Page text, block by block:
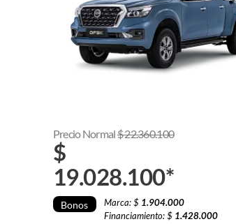
Precio Normal$22.360.100
$
19.028.100*
Bonos Marca: $ 1.904.000
Financiamiento: $ 1.428.000